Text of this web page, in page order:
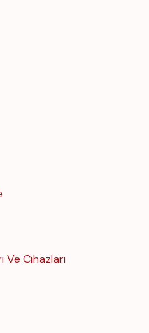
Cihazları